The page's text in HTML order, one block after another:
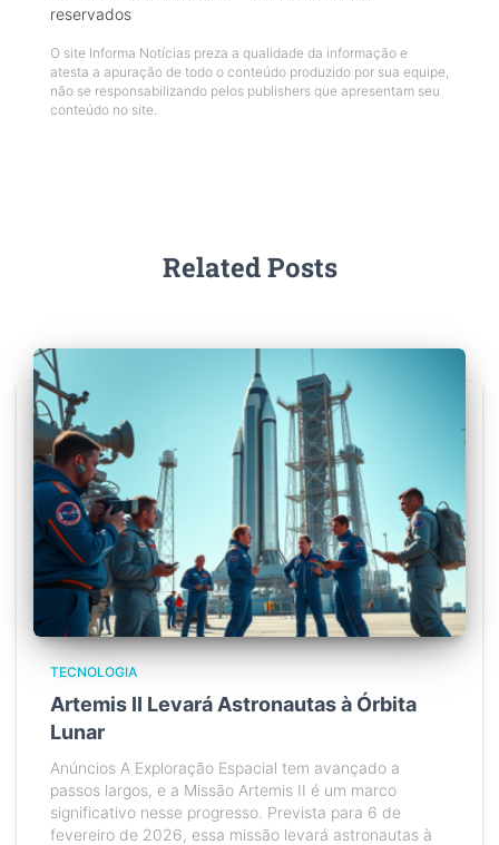
reservados
O site Informa Notícias preza a qualidade da informação e
atesta a apuração de todo o conteúdo produzido por sua equipe,
não se responsabilizando pelos publishers que apresentam seu
conteúdo no site.
Related Posts
TECNOLOGIA
Artemis II Levará Astronautas à Órbita
Lunar
Anúncios A Exploração Espacial tem avançado a
passos largos, e a Missão Artemis II é um marco
significativo nesse progresso. Prevista para 6 de
fevereiro de 2026, essa missão levará astronautas à